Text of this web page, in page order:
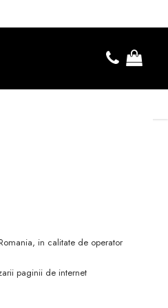
in calitate de operator
paginii de internet